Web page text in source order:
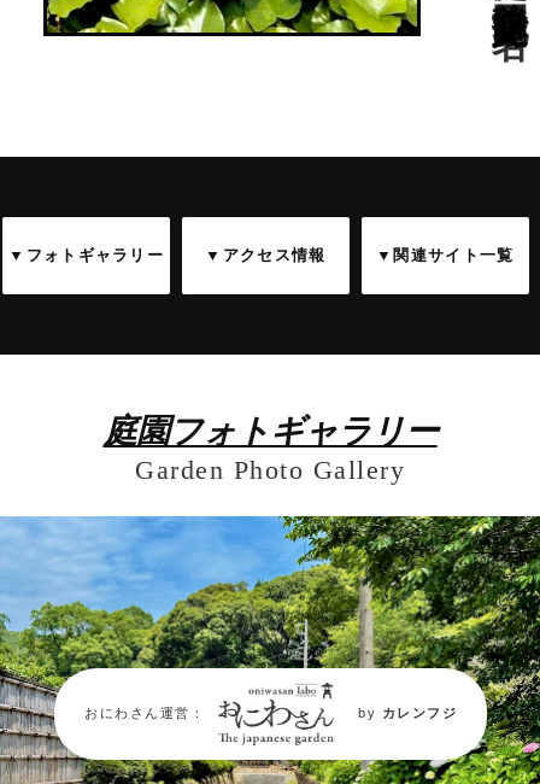
▼フォトギャラリー ▼アクセス情報 ▼関連サイト一覧
庭園フォトギャラリー
Garden Photo Gallery
おにわさん運営： by カレンフジ